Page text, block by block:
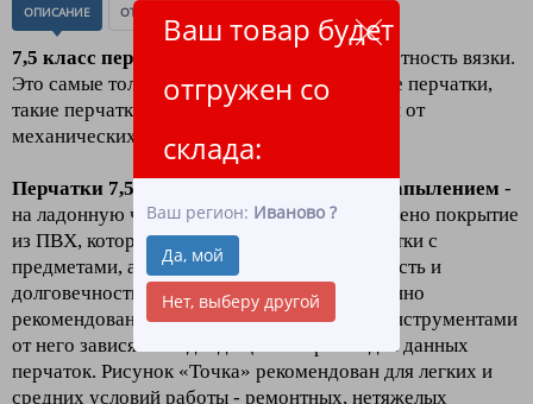
Ваш товар будет
отгружен со
склада:
Ваш регион: Иваново ?
Да, мой
Нет, выберу другой
ОПИСАНИЕ ОТЗЫВЫ
7,5 класс перчаток хб
- обычная плотность вязки.
Это самые толстые, тяжелые и самые грубые перчатки,
такие перчатки лучше всего защищают руки от
механических повреждений.
Перчатки 7,5 класс четыре нити с ПВХ напылением -
на ладонную часть и пальцы перчаток нанесено покрытие
из ПВХ, которое улучшает сцепление перчатки с
предметами, а также увеличивает ее прочность и
долговечность. Перчатки с рисунком особенно
рекомендованы для работы с различными инструментами
от него зависят и подходящий тип работ для данных
перчаток. Рисунок «Точка» рекомендован для легких и
средних условий работы - ремонтных, нетяжелых